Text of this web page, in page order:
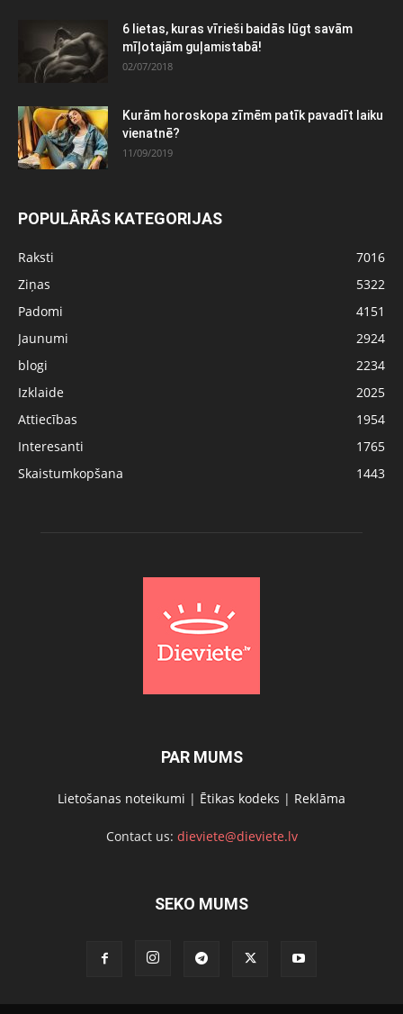
6 lietas, kuras vīrieši baidās lūgt savām
mīļotajām guļamistabā!
02/07/2018
Kurām horoskopa zīmēm patīk pavadīt laiku
vienatnē?
11/09/2019
POPULĀRĀS KATEGORIJAS
Raksti
7016
Ziņas
5322
Padomi
4151
Jaunumi
2924
blogi
2234
Izklaide
2025
Attiecības
1954
Interesanti
1765
Skaistumkopšana
1443
PAR MUMS
Lietošanas noteikumi | Ētikas kodeks | Reklāma
Contact us: dieviete@dieviete.lv
SEKO MUMS